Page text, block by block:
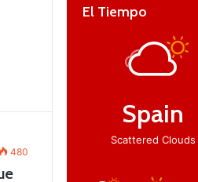
480
El Tiempo
Spain
Scattered Clouds